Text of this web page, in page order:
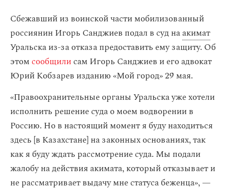
Сбежавший из воинской части мобилизованный
россиянин Игорь Санджиев подал в суд наакимат
Уральска из-за отказа предоставить ему защиту. Об
этомсообщилисам Игорь Санджиев и его адвокат
Юрий Кобзарев изданию «Мой город» 29 мая.
«Правоохранительные органы Уральска уже хотели
исполнить решение суда о моем водворении в
Россию. Но в настоящий момент я буду находиться
здесь [в Казахстане] на законных основаниях, так
как я буду ждать рассмотрение суда. Мы подали
жалобу на действия акимата, который отказывает и
не рассматривает выдачу мне статуса беженца», —